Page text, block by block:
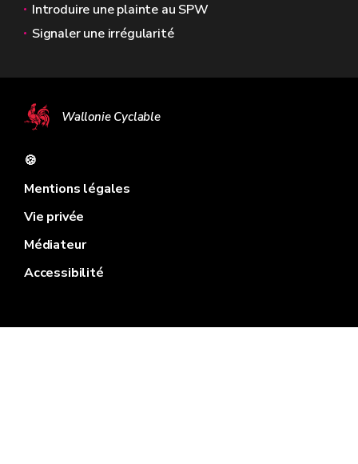
Introduire une plainte au SPW
Signaler une irrégularité
Wallonie Cyclable
🍪
Mentions légales
Vie privée
Médiateur
Accessibilité